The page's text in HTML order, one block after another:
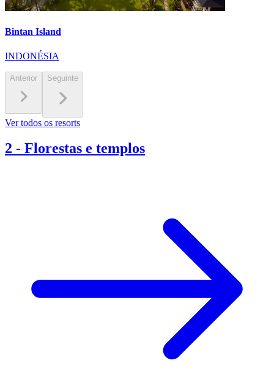
Bintan Island
INDONÉSIA
Anterior Seguinte
Ver todos os resorts
2 - Florestas e templos